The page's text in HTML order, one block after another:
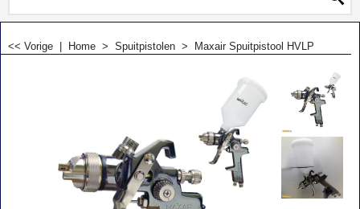
<< Vorige Home > Spuitpistolen > Maxair Spuitpistool HVLP